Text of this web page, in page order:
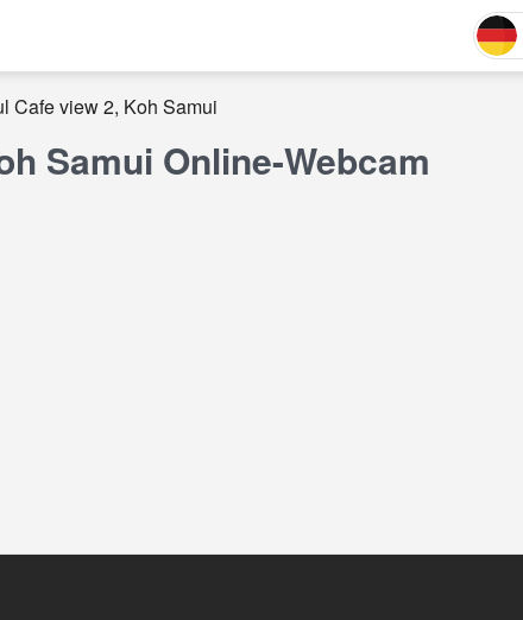
Cafe view 2, Koh Samui
Samui Online-Webcam